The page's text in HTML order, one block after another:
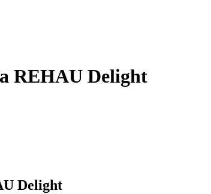
REHAU Delight
Delight